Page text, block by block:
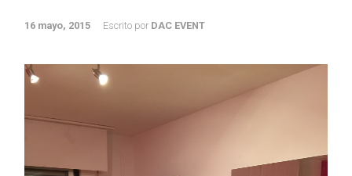
16 mayo, 2015 Escrito por DAC EVENT